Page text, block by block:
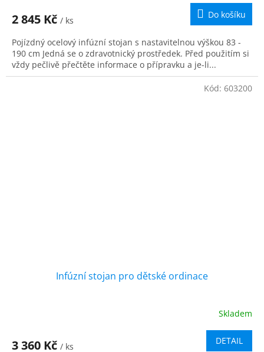
2 845 Kč / ks
Do košíku
Pojízdný ocelový infúzní stojan s nastavitelnou výškou 83 -
190 cm Jedná se o zdravotnický prostředek. Před použitím si
vždy pečlivě přečtěte informace o přípravku a je-li...
Infúzní stojan pro dětské ordinace
Skladem
3 360 Kč / ks
DETAIL
Kód: 603200